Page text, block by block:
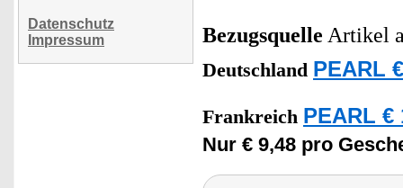
Datenschutz
Impressum
Bezugsquelle Artikel
Deutschland PEARL
Frankreich PEARL €
Nur € 9,48 pro